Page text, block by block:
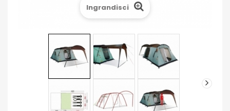
Ingrandisci